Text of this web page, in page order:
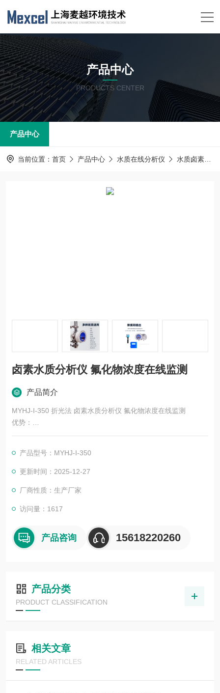
产品中心
PRODUCTS CENTER
产品中心
当前位置： 首页 产品中心 水质在线分析仪 水质卤素分析仪
卤素水质分析仪 氟化物浓度在线监测
产品简介
MYHJ-I-350 折光法 卤素水质分析仪 氟化物浓度在线监测
优势：
氟化物水质在线分析仪采用氟试剂分光光度法测定水样中氟化物
测各种水体中的氟化物含量，并提供多个标准接口，实现远程控
制。
产品型号：MYHJ-I-350
更新时间：2025-12-27
厂商性质：生产厂家
访问量：1617
产品咨询 15618220260
产品分类
PRODUCT CLASSIFICATION
相关文章
RELATED ARTICLES